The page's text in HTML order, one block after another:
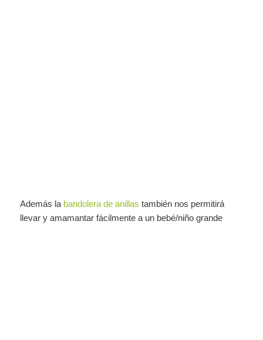
Además la bandolera de anillas también nos permitirá
llevar y amamantar fácilmente a un bebé/niño grande